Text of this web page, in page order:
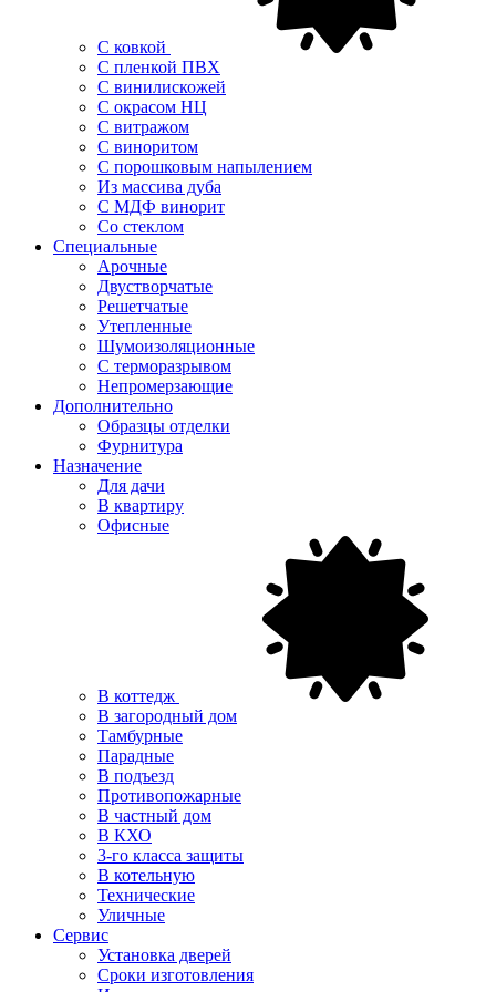
С ковкой
С пленкой ПВХ
С винилискожей
С окрасом НЦ
С витражом
С виноритом
С порошковым напылением
Из массива дуба
С МДФ винорит
Со стеклом
Специальные
Арочные
Двустворчатые
Решетчатые
Утепленные
Шумоизоляционные
С терморазрывом
Непромерзающие
Дополнительно
Образцы отделки
Фурнитура
Назначение
Для дачи
В квартиру
Офисные
В коттедж
В загородный дом
Тамбурные
Парадные
В подъезд
Противопожарные
В частный дом
В КХО
3-го класса защиты
В котельную
Технические
Уличные
Сервис
Установка дверей
Сроки изготовления